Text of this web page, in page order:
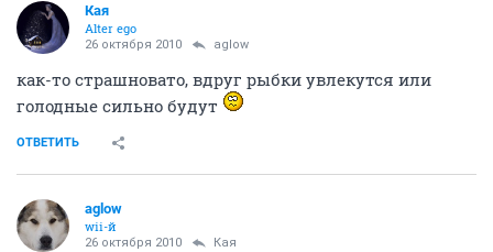
Кая
Alter ego
26 октября 2010 aglow
как-то страшновато, вдруг рыбки увлекутся или
голодные сильно будут
ОТВЕТИТЬ
aglow
wii-й
26 октября 2010 Кая